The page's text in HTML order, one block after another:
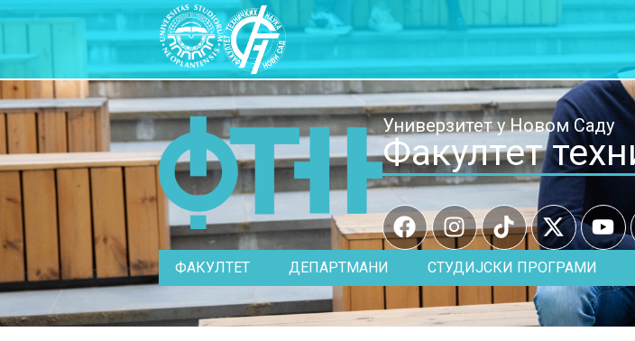
Универзитет у Новом Саду
Факултет
ФАКУЛТЕТ ДЕПАРТМАНИ СТУДИЈСКИ ПРОГРАМИ